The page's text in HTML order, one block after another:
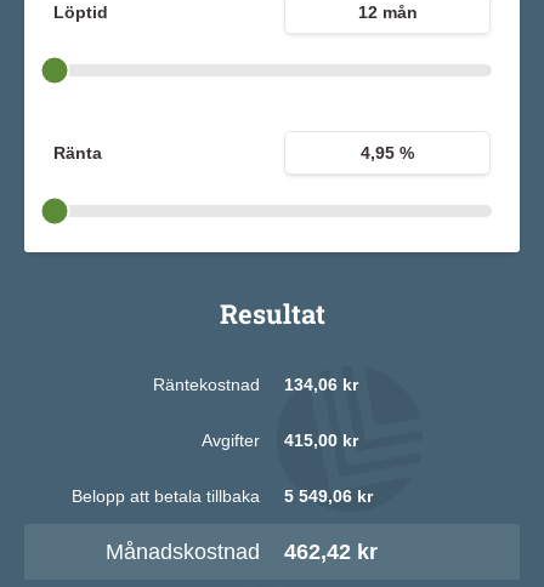
Löptid 12 mån
Ränta 4,95 %
Resultat
Räntekostnad 134,06 kr
Avgifter 415,00 kr
Belopp att betala tillbaka 5 549,06 kr
Månadskostnad 462,42 kr